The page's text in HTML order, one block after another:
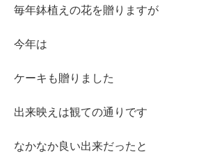
毎年鉢植えの花を贈りますが
今年は
ケーキも贈りました
出来映えは観ての通りです
なかなか良い出来だったと